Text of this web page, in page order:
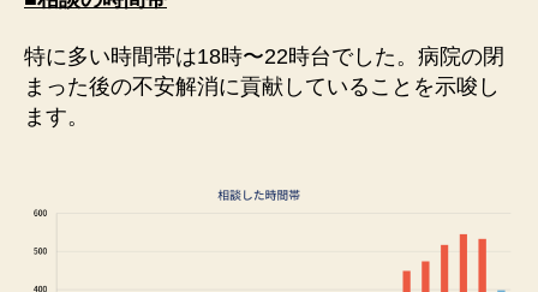
特に多い時間帯は18時〜22時台でした。病院の閉
まった後の不安解消に貢献していることを示唆し
ます。